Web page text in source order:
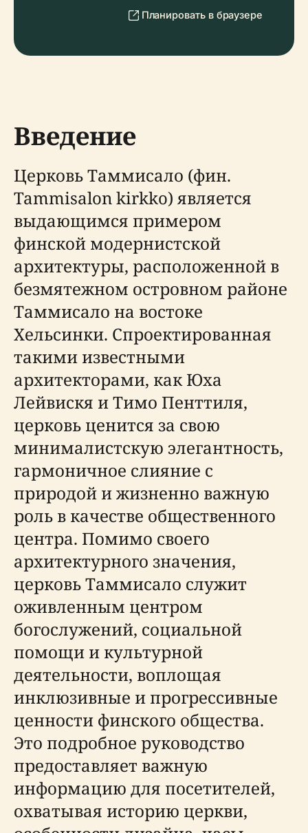
Планировать в браузере
Введение
Церковь Таммисало (фин.
Tammisalon kirkko) является
выдающимся примером
финской модернистской
архитектуры, расположенной в
безмятежном островном районе
Таммисало на востоке
Хельсинки. Спроектированная
такими известными
архитекторами, как Юха
Лейвискя и Тимо Пенттиля,
церковь ценится за свою
минималистскую элегантность,
гармоничное слияние с
природой и жизненно важную
роль в качестве общественного
центра. Помимо своего
архитектурного значения,
церковь Таммисало служит
оживленным центром
богослужений, социальной
помощи и культурной
деятельности, воплощая
инклюзивные и прогрессивные
ценности финского общества.
Это подробное руководство
предоставляет важную
информацию для посетителей,
охватывая историю церкви,